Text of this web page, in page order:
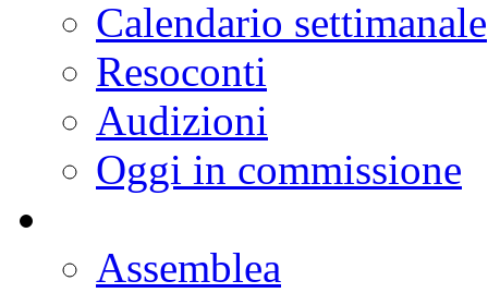
Calendario settimanale
Resoconti
Oggi in commissione